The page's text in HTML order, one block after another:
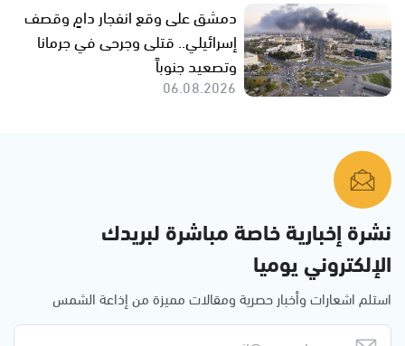
دمشق على وقع انفجار دامٍ وقصف
إسرائيلي.. قتلى وجرحى في جرمانا
وتصعيد جنوباً
06.08.2026
نشرة إخبارية خاصة مباشرة لبريدك
الإلكتروني يوميا
استلم اشعارات وأخبار حصرية ومقالات مميزة من إذاعة الشمس